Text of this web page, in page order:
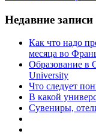
Недавние записи
Как что надо
месяца во
Образование в
University
Что следует
В какой
Сувениры,